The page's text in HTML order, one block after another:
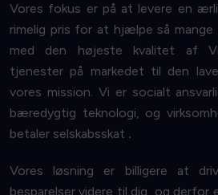
Vores fokus er på at levere en
rimelig pris for at hjælpe så mange
med den højeste kvalitet af
tjenester på markedet til den
vores mission. Vi er socialt
bæredygtig teknologi, og
betaler selskabsskat .
Vores løsning er billigere at
besparelser videre til dig, og derfor